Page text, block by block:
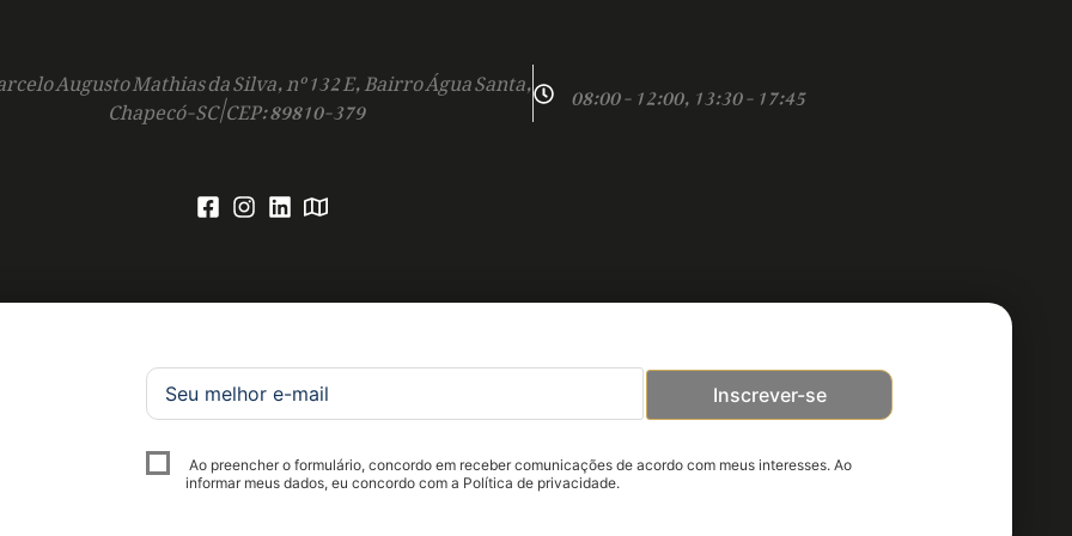
Augusto Mathias da Silva, nº 132 E, Bairro Água Santa,
Chapecó-SC | CEP: 89810-379 08:00 - 12:00, 13:30 - 17:45
Inscrever-se
Ao preencher o formulário, concordo em receber comunicações de acordo com meus interesses. Ao
informar meus dados, eu concordo com a Política de privacidade.